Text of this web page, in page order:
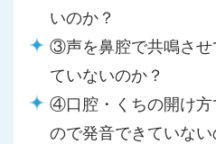
いのか？
③声を鼻腔で共鳴させ
ていないのか？
④口腔・くちの開け
ので発音できていない